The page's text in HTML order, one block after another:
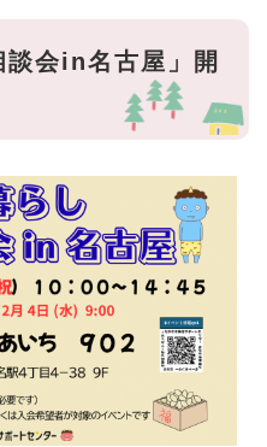
談会in名古屋」開